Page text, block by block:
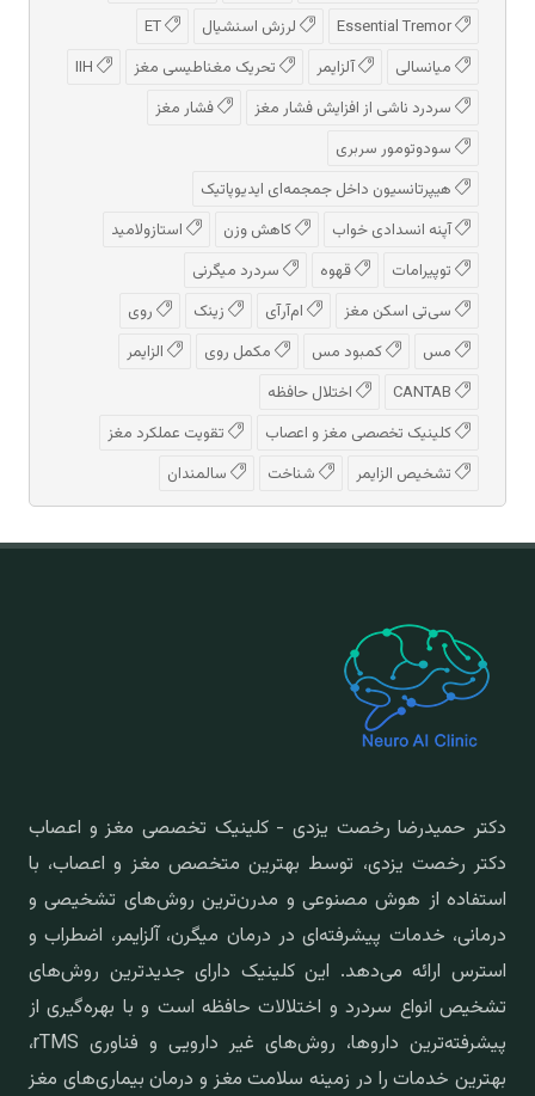
لرزش اسنشیال
میانسالی
آلزایمر تحریک مغناطیسی مغز
سردرد ناشی از افزایش فشار مغز
فشار مغز
سودوتومور سربری
هیپرتانسیون داخل جمجمه‌ای ایدیوپاتیک
آپنه انسدادی خواب
کاهش وزن
استازولامید
توپیرامات
قهوه
سردرد میگرنی
سی‌تی اسکن مغز
ام‌آر‌آی زینک
روی
مس
کمبود مس مکمل روی
الزایمر
اختلال حافظه
کلینیک تخصصی مغز و اعصاب
تقویت عملکرد مغز
تشخیص الزایمر
شناخت سالمندان
دکتر حمیدرضا رخصت یزدی - کلینیک تخصصی مغز و اعصاب
دکتر رخصت یزدی، توسط بهترین متخصص مغز و اعصاب، با
استفاده از هوش مصنوعی و مدرن‌ترین روش‌های تشخیصی و
درمانی، خدمات پیشرفته‌ای در درمان میگرن، آلزایمر، اضطراب و
استرس ارائه می‌دهد. این کلینیک دارای جدیدترین روش‌های
تشخیص انواع سردرد و اختلالات حافظه است و با بهره‌گیری از
پیشرفته‌ترین داروها، روش‌های غیر دارویی و فناوری rTMS،
بهترین خدمات را در زمینه سلامت مغز و درمان بیماری‌های مغز